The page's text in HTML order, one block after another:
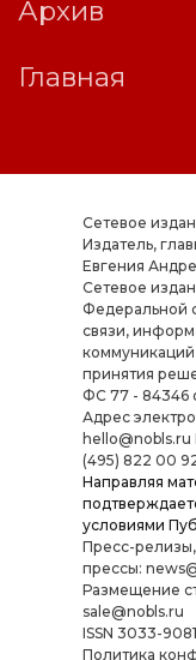
Сетевое
Издатель,
Евгения
Cетевое
Федеральной
связи,
принятия
ФС 77 - 84346
Адрес
(495) 822 00
Направляя
условиями
Пресс-
прессы:
Размещение
sale@nobls.ru
ISSN 3033-9081
Политика